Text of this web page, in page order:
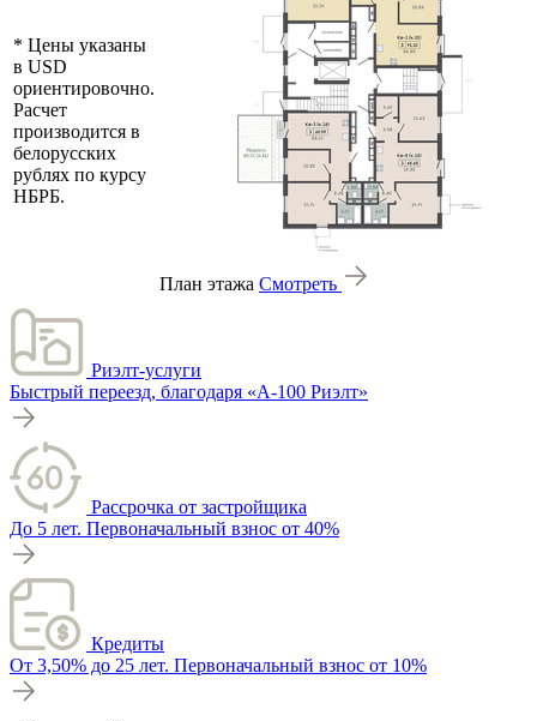
* Цены указаны
в USD
ориентировочно.
Расчет
производится в
белорусских
рублях по курсу
НБРБ.
План этажа Смотреть
Риэлт-услуги
Быстрый переезд, благодаря «А-100 Риэлт»
Рассрочка от застройщика
До 5 лет. Первоначальный взнос от 40%
Кредиты
От 3,50% до 25 лет. Первоначальный взнос от 10%